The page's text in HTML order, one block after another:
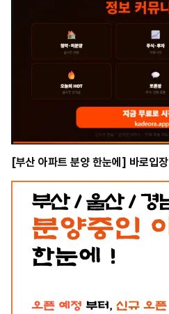
[부산 아파트 분양 한눈에] 바로입장